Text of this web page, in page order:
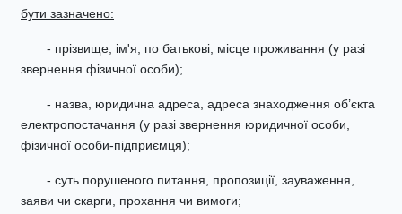
бути зазначено:
- прізвище, ім'я, по батькові, місце проживання (у разі
звернення фізичної особи);
- назва, юридична адреса, адреса знаходження об’єкта
електропостачання (у разі звернення юридичної особи,
фізичної особи-підприємця);
- суть порушеного питання, пропозиції, зауваження,
заяви чи скарги, прохання чи вимоги;